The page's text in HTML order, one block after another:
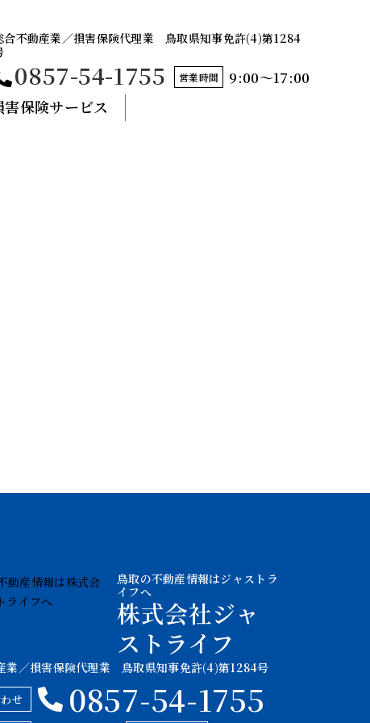
合不動産業／損害保険代理業 鳥取県知事免許(4)第1284
0857-54-1755 営業時間 9:00〜17:00
害保険サービス
鳥取の不動産情報はジャストラ
イフへ
株式会社ジャ
ストライフ
業／損害保険代理業 鳥取県知事免許(4)第1284号
せ 0857-54-1755